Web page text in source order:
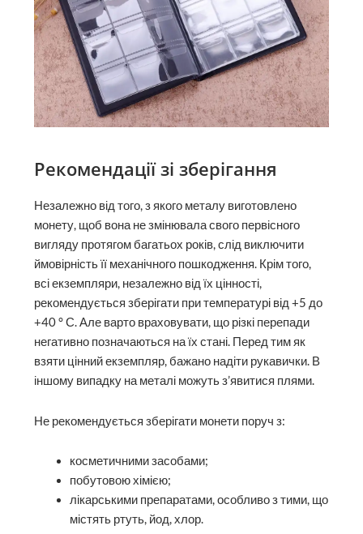
Рекомендації зі зберігання
Незалежно від того, з якого металу виготовлено
монету, щоб вона не змінювала свого первісного
вигляду протягом багатьох років, слід виключити
ймовірність її механічного пошкодження. Крім того,
всі екземпляри, незалежно від їх цінності,
рекомендується зберігати при температурі від +5 до
+40 ° С. Але варто враховувати, що різкі перепади
негативно позначаються на їх стані. Перед тим як
взяти цінний екземпляр, бажано надіти рукавички. В
іншому випадку на металі можуть з’явитися плями.
Не рекомендується зберігати монети поруч з:
косметичними засобами;
побутовою хімією;
лікарськими препаратами, особливо з тими, що
містять ртуть, йод, хлор.